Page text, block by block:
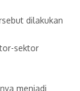
dilakukan
sektor
menjadi